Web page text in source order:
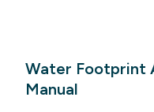
Water Footprint
Manual